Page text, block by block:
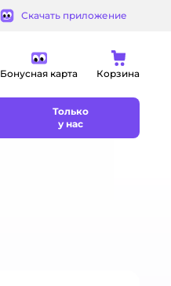
Скачать приложение
Бонусная карта Корзина
Только
у нас